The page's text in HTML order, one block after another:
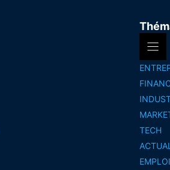
TECH
EMPLOI